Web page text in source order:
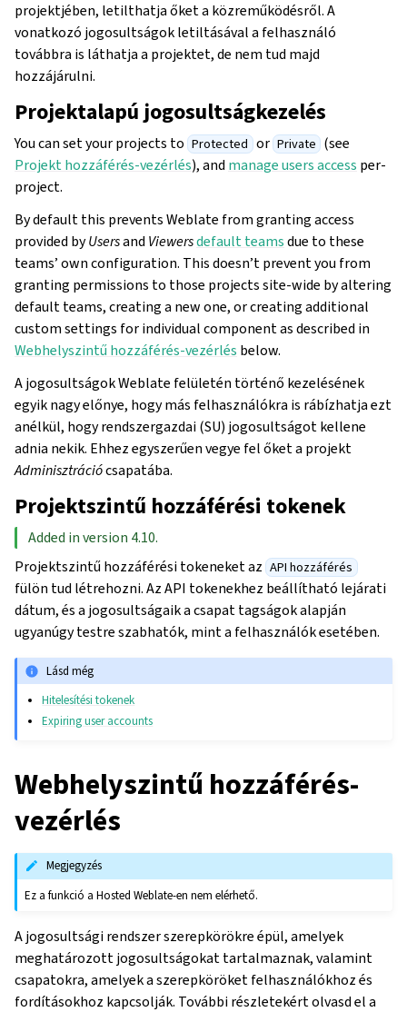
projektjében, letilthatja őket a közreműködésről. A
vonatkozó jogosultságok letiltásával a felhasználó
továbbra is láthatja a projektet, de nem tud majd
hozzájárulni.
Projektalapú jogosultságkezelés
You can set your projects to Protected or Private (see
Projekt hozzáférés-vezérlés), and manage users access per-
project.
By default this prevents Weblate from granting access
provided byUsersand Viewersdefault teamsdue to these
teams’ own configuration. This doesn’t prevent you from
granting permissions to those projects site-wide by altering
default teams, creating a new one, or creating additional
custom settings for individual component as described in
Webhelyszintű hozzáférés-vezérlés below.
A jogosultságok Weblate felületén történő kezelésének
egyik nagy előnye, hogy más felhasználókra is rábízhatja ezt
anélkül, hogy rendszergazdai (SU) jogosultságot kellene
adnia nekik. Ehhez egyszerűen vegye fel őket a projekt
Adminisztrációcsapatába.
Projektszintű hozzáférési tokenek
Added in version 4.10.
Projektszintű hozzáférési tokeneket az API hozzáférés
fülön tud létrehozni. Az API tokenekhez beállítható lejárati
dátum, és a jogosultságaik a csapat tagságok alapján
ugyanúgy testre szabhatók, mint a felhasználók esetében.
Lásd még
Hitelesítési tokenek
Expiring user accounts
Webhelyszintű hozzáférés-
vezérlés
Megjegyzés
Ez a funkció a Hosted Weblate-en nem elérhető.
A jogosultsági rendszer szerepkörökre épül, amelyek
meghatározott jogosultságokat tartalmaznak, valamint
csapatokra, amelyek a szerepköröket felhasználókhoz és
fordításokhoz kapcsolják. További részletekért olvasd el a